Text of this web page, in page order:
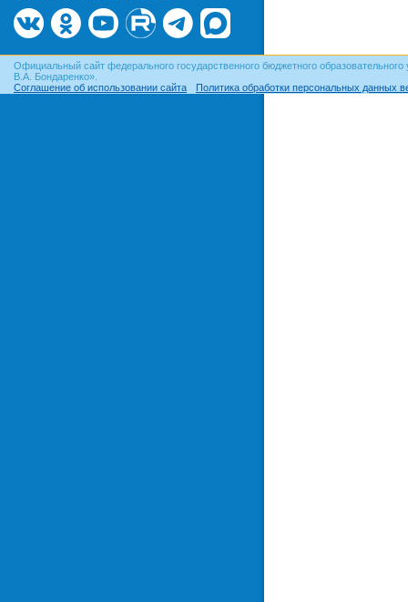
Официальный сайт федерального государственного бюджетного
В.А. Бондаренко».
Соглашение об использовании сайта
Политика обработки персональных данных